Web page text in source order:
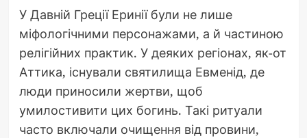
У Давній Греції Еринії були не лише
міфологічними персонажами, а й частиною
релігійних практик. У деяких регіонах, як-от
Аттика, існували святилища Евменід, де
люди приносили жертви, щоб
умилостивити цих богинь. Такі ритуали
часто включали очищення від провини,